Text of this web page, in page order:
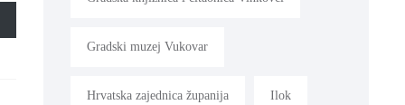
Gradski muzej Vukovar
Hrvatska zajednica županija Ilok